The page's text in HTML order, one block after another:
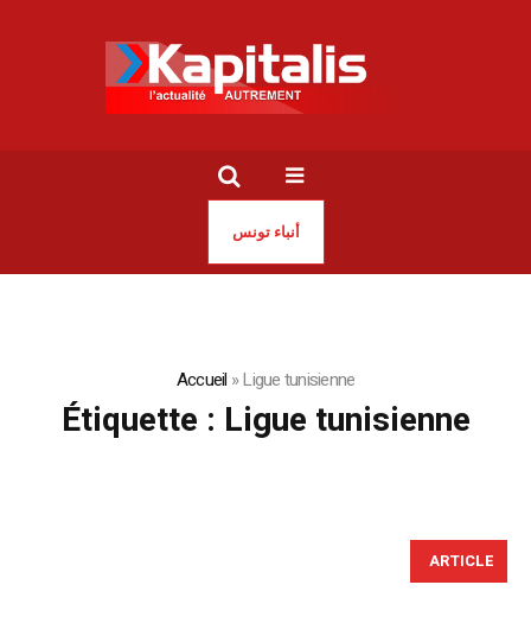
أنباء تونس
Accueil »Ligue tunisienne
Étiquette : Ligue tunisienne
ARTICLE